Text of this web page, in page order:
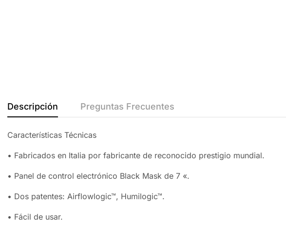
Descripción Preguntas Frecuentes
Características Técnicas
• Fabricados en Italia por fabricante de reconocido prestigio mundial.
• Panel de control electrónico Black Mask de 7 «.
• Dos patentes: Airflowlogic™, Humilogic™.
• Fácil de usar.